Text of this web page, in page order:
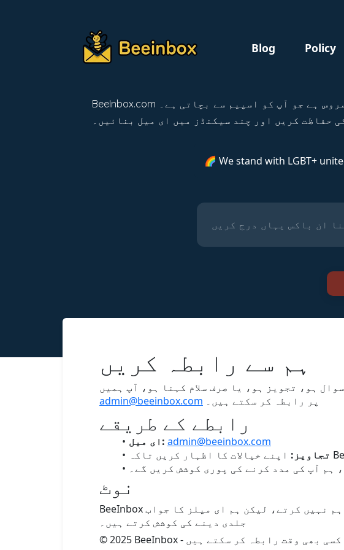
Blog Policy
BeeInbox.com ایک مفت، تیز، اور مکمل عارضی ای میل سروس ہے جو آپ کو اسپیم سے بچاتی ہے۔ temp mail اور edu میل کے اختیارات کے
حفاظت کریں اور چند سیکنڈز میں ای میل بنائیں۔
🌈 We stand with LGBT+
ہم سے رابطہ کریں
ہو، تجویز ہو، یا صرف سلام کہنا ہو، آپ ہمیں
admin@beeinbox.com پر رابطہ کر سکتے ہیں۔
رابطے کے طریقے
ای میل: admin@beeinbox.com
تجاویز:
ہم آپ کی مدد کرنے کی پوری کوشش کریں گے۔
نوٹ
BeeInbox ایک سادہ عارضی ای میل خدمت ہے۔ ہم فون یا براہ راست چیٹ کی حمایت فراہم نہیں کرتے، لیکن ہم ای میلز کا جواب
جلدی دینے کی کوشش کرتے ہیں۔